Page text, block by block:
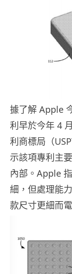
據了解 Apple
利早於今年 4
利商標局（
示該項專利主
內部。Apple
細，但處理能
款尺寸更細而